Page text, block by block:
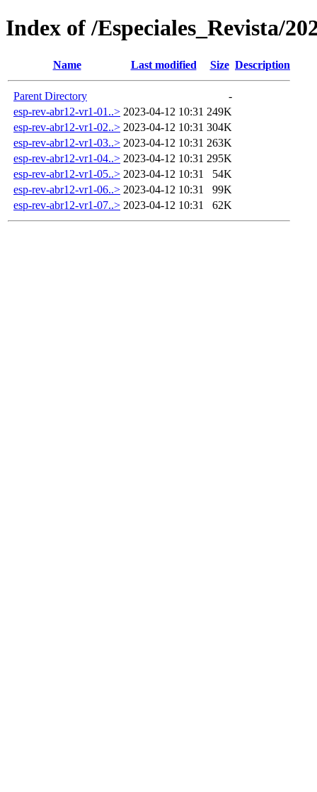
Index of /Especiales_Revista/
Name Last modified Size Description
Parent Directory
-
esp-rev-abr12-vr1-01..> 2023-04-12 10:31 249K
esp-rev-abr12-vr1-02..> 2023-04-12 10:31 304K
esp-rev-abr12-vr1-03..> 2023-04-12 10:31 263K
esp-rev-abr12-vr1-04..> 2023-04-12 10:31 295K
esp-rev-abr12-vr1-05..> 2023-04-12 10:31
54K
esp-rev-abr12-vr1-06..> 2023-04-12 10:31
99K
esp-rev-abr12-vr1-07..> 2023-04-12 10:31 62K